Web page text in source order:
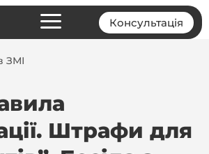
a Консультація
ЗМІ
Штрафи для